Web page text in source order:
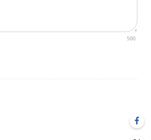
500